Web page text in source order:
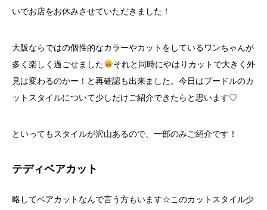
いでお店をお休みさせていただきました！
大阪ならではの個性的なカラーやカットをしているワンちゃんが
多く楽しく過ごせました
それと同時にやはりカットで大きく外
見は変わるのかー！と再確認も出来ました。今日はプードルのカ
ットスタイルについて少しだけご紹介できたらと思います♡
といってもスタイルが沢山あるので、一部のみご紹介です！
テディベアカット
略してベアカットなんで言う方もいます☆このカットスタイル少